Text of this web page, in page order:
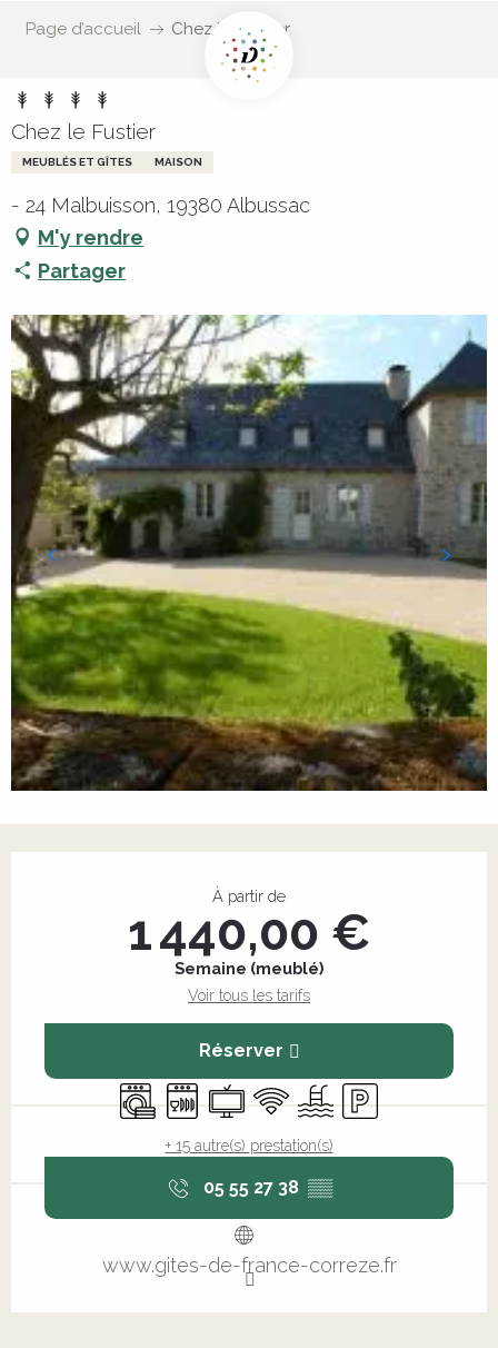
Page d’accueil Chez le Fustier
Chez le Fustier
MEUBLÉS ET GÎTES MAISON
- 24 Malbuisson, 19380 Albussac
M'y rendre
Partager
À partir de
1 440,00 €
Semaine (meublé)
Voir tous les tarifs
Réserver
Lave lingeLave vaisselle
Télévision
WiFi PiscineParking
+ 15 autre(s) prestation(s)
05 55 27 38 ▒▒
www.gites-de-france-correze.fr